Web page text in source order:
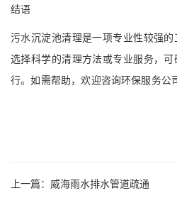
结语
污水沉淀池清理是一项专业性较强的
选择科学的清理方法或专业服务，
行。如需帮助，欢迎咨询环保服务
上一篇： 威海雨水排水管道疏通